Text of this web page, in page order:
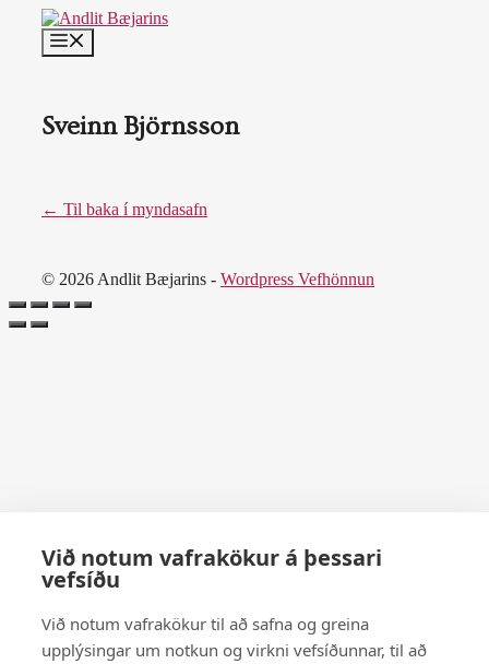
content
Sveinn Björnsson
← Til baka í myndasafn
© 2026 Andlit Bæjarins - Wordpress Vefhönnun
Við notum vafrakökur á þessari
vefsíðu
Við notum vafrakökur til að safna og greina
upplýsingar um notkun og virkni vefsíðunnar, til að